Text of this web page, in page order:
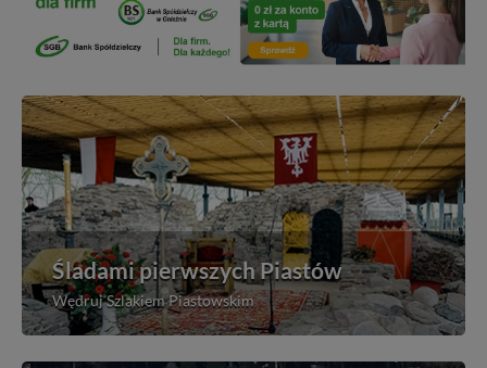
Śladami pierwszych Piastów
Wędruj Szlakiem Piastowskim